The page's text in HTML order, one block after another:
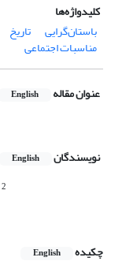
کلیدواژه‌ها
باستان‌گرایی
تاریخ
مناسبات اجتماعی
عنوان مقاله English
نویسندگان English
2
چکیده
English